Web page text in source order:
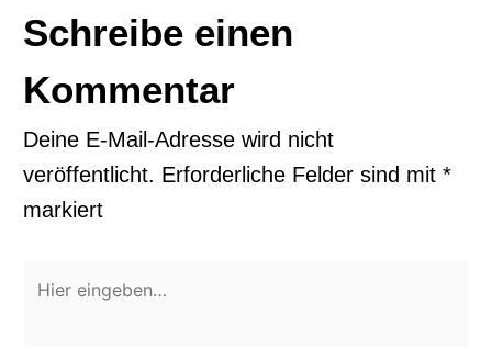
Schreibe einen
Kommentar
Deine E-Mail-Adresse wird nicht
veröffentlicht. Erforderliche Felder sind mit *
markiert
Hier